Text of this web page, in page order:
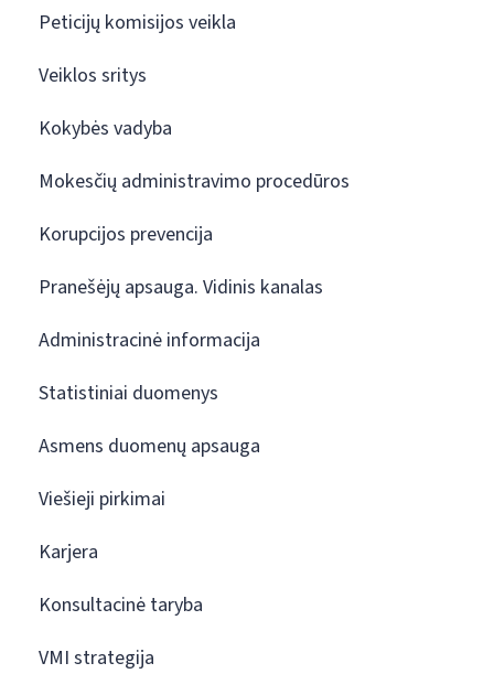
Peticijų komisijos veikla
Veiklos sritys
Kokybės vadyba
Mokesčių administravimo procedūros
Korupcijos prevencija
Pranešėjų apsauga. Vidinis kanalas
Administracinė informacija
Statistiniai duomenys
Asmens duomenų apsauga
Viešieji pirkimai
Karjera
Konsultacinė taryba
VMI strategija